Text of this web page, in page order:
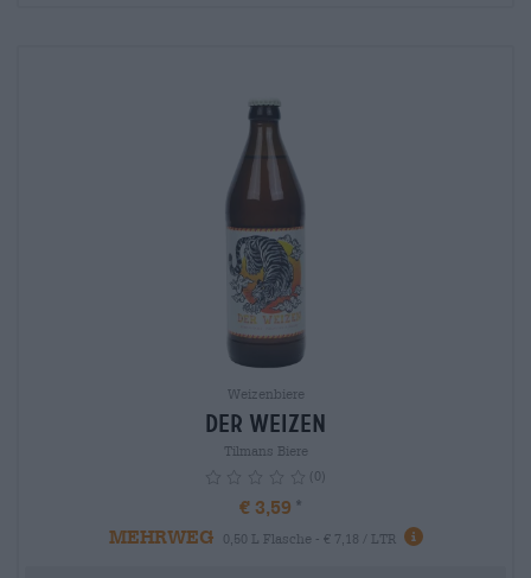
Weizenbiere
Der Weizen
Tilmans Biere
(0)
€ 3,59
MEHRWEG
0,50 L Flasche - € 7,18 / LTR info